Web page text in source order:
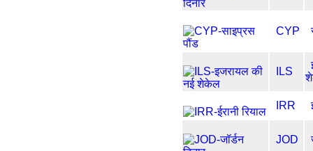
CYP
ILS
IRR
JOD